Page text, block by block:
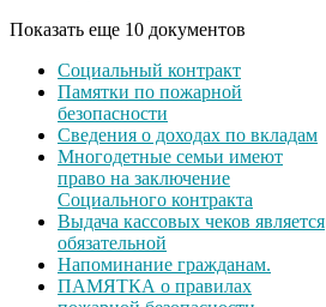
Показать еще 10 документов
Социальный контракт
Памятки по пожарной
безопасности
Сведения о доходах по вкладам
Многодетные семьи имеют
право на заключение
Социального контракта
Выдача кассовых чеков является
обязательной
Напоминание гражданам.
ПАМЯТКА о правилах